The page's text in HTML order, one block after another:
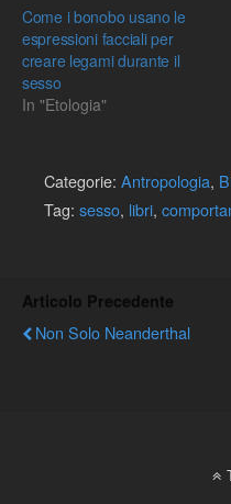
Come i bonobo usano le
espressioni facciali per
creare legami durante il
sesso
In "Etologia"
Categorie: Antropologia,
Tag: sesso, libri,
Articolo Precedente
Non Solo Neanderthal